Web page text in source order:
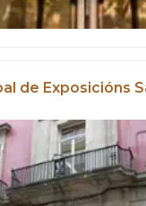
de Exposicións